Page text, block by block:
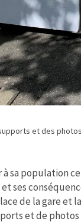
et des
sa population
ses
de la gare et
et de